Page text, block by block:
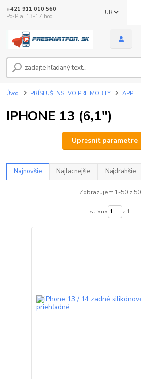
EUR
+421 911 010 560
Po-Pia, 13-17 hod.
Úvod PRÍSLUŠENSTVO PRE MOBILY APPLE
IPHONE 13 (6,1")
Upresniť parametre
Najnovšie Najlacnejšie Najdrahšie
Zobrazujem 1-50 z 50
strana z 1